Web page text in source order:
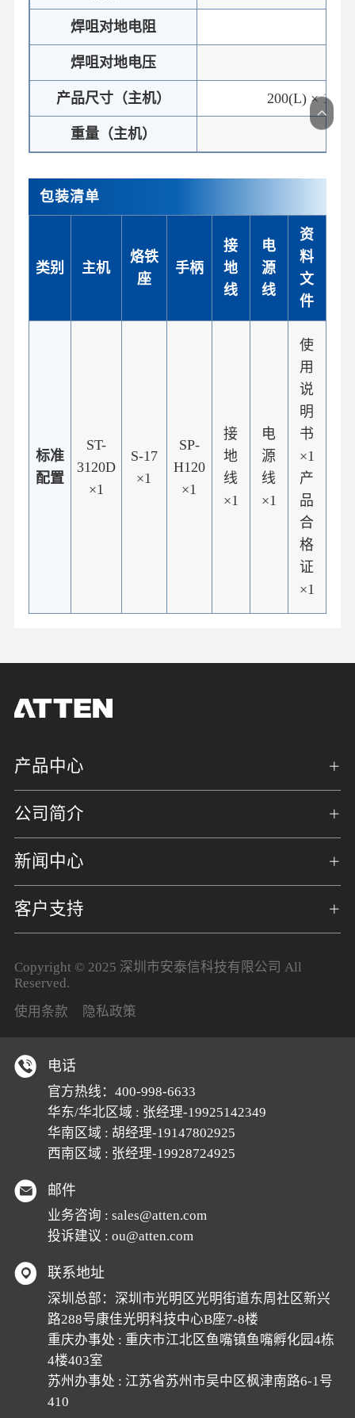
焊咀对地电阻
焊咀对地电压
产品尺寸（主机） 200(L) ×
重量（主机）
包装清单
类别 主机
烙铁
座
手柄
接
地
线
电
源
线
资
料
文
件
标准
配置
ST-
3120D
×1
S-17
×1
SP-
H120
×1
接
地
线
×1
电
源
线
×1
使
用
说
明
书
×1
产
品
合
格
证
×1
产品中心
公司简介
新闻中心
客户支持
Copyright © 2025 深圳市安泰信科技有限公司 All
Reserved.
使用条款
隐私政策
电话
官方热线： 400-998-6633
华东/华北区域 : 张经理-19925142349
华南区域 : 胡经理-19147802925
西南区域 : 张经理-19928724925
邮件
业务咨询 : sales@atten.com
投诉建议 : ou@atten.com
联系地址
深圳总部：深圳市光明区光明街道东周社区新兴
路288号康佳光明科技中心B座7-8楼
重庆办事处 : 重庆市江北区鱼嘴镇鱼嘴孵化园4栋
4楼403室
苏州办事处 : 江苏省苏州市吴中区枫津南路6-1号
410